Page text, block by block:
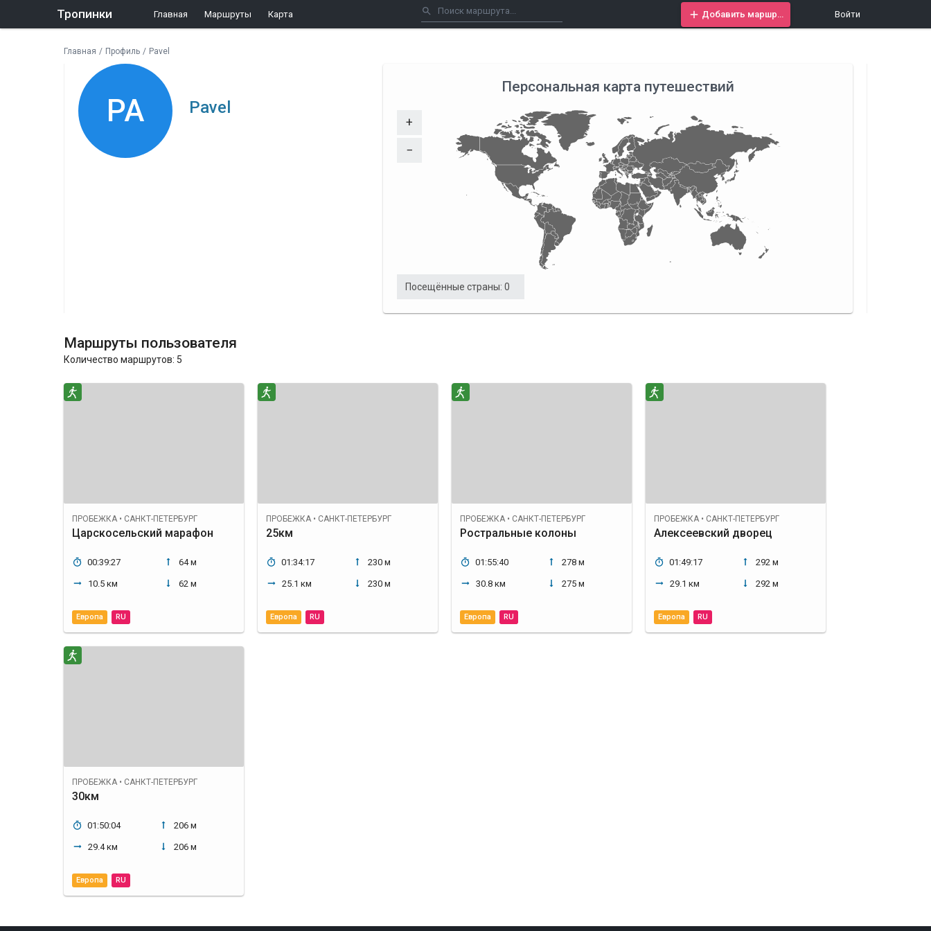
Тропинки Главная Маршруты Карта Войти
Главная / Профиль / Pavel
PA Pavel
Персональная карта путешествий
+
−
Посещённые страны: 0
Маршруты пользователя
Количество маршрутов: 5
ПРОБЕЖКА • САНКТ-ПЕТЕРБУРГ
Царскосельский марафон
00:39:27
10.5 км
64 м
62 м
Европа RU
ПРОБЕЖКА • САНКТ-ПЕТЕРБУРГ
25км
01:34:17
25.1 км
230 м
230 м
Европа RU
ПРОБЕЖКА • САНКТ-ПЕТЕРБУРГ
Ростральные колоны
01:55:40
30.8 км
278 м
275 м
Европа RU
ПРОБЕЖКА • САНКТ-ПЕТЕРБУРГ
Алексеевский дворец
01:49:17
29.1 км
292 м
292 м
Европа RU
ПРОБЕЖКА • САНКТ-ПЕТЕРБУРГ
30км
01:50:04
29.4 км
206 м
206 м
Европа RU